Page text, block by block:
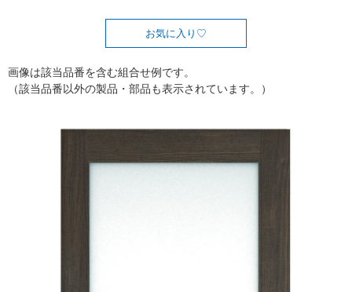
お気に入り
画像は該当品番を含む組合せ例です。
（該当品番以外の製品・部品も表示されています。）